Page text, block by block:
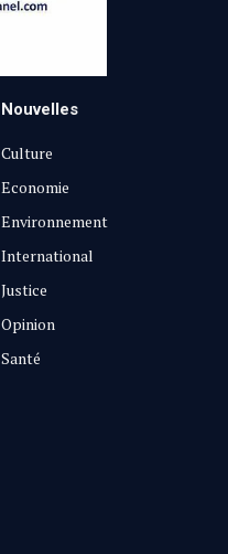
Nouvelles
Culture
Economie
Environnement
International
Justice
Opinion
Santé